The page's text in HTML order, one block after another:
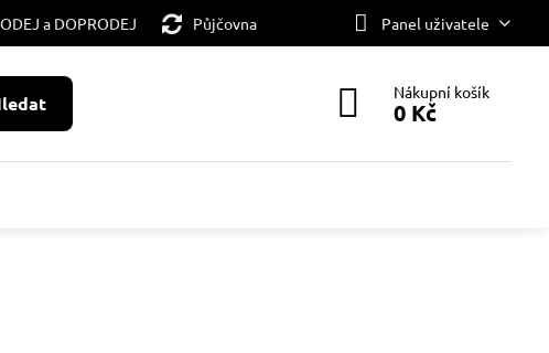
a DOPRODEJ Půjčovna Panel uživatele
Nákupní košík
0 Kč